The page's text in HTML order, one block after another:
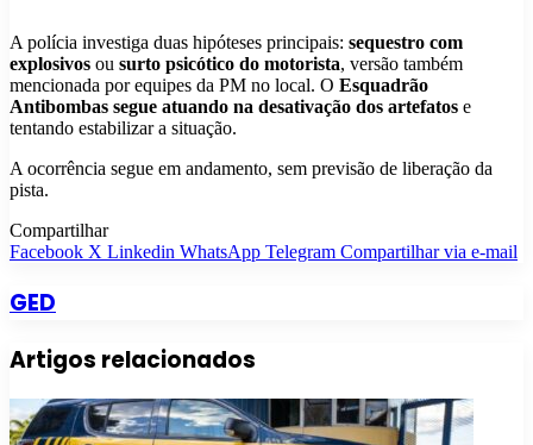
A polícia investiga duas hipóteses principais: sequestro com
explosivos ou surto psicótico do motorista, versão também
mencionada por equipes da PM no local. O Esquadrão
Antibombas segue atuando na desativação dos artefatos e
tentando estabilizar a situação.
A ocorrência segue em andamento, sem previsão de liberação da
pista.
Compartilhar
Facebook X Linkedin WhatsApp Telegram Compartilhar via e-mail
GED
Artigos relacionados